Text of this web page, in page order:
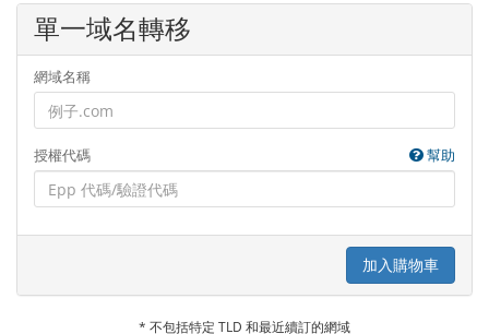
單一域名轉移
網域名稱
授權代碼 幫助
加入購物車
* 不包括特定 TLD 和最近續訂的網域